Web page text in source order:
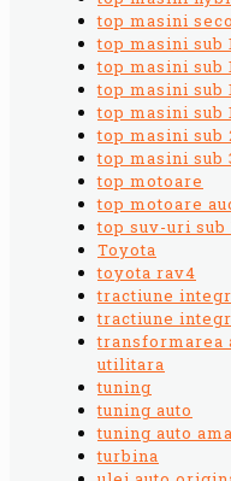
top masini
top masini sub
top masini sub
top masini sub
top masini sub
top masini sub
top masini sub
top motoare
top motoare
top suv-uri sub
Toyota
toyota rav4
tractiune
tractiune
transformarea
utilitara
tuning
tuning auto
tuning auto
turbina